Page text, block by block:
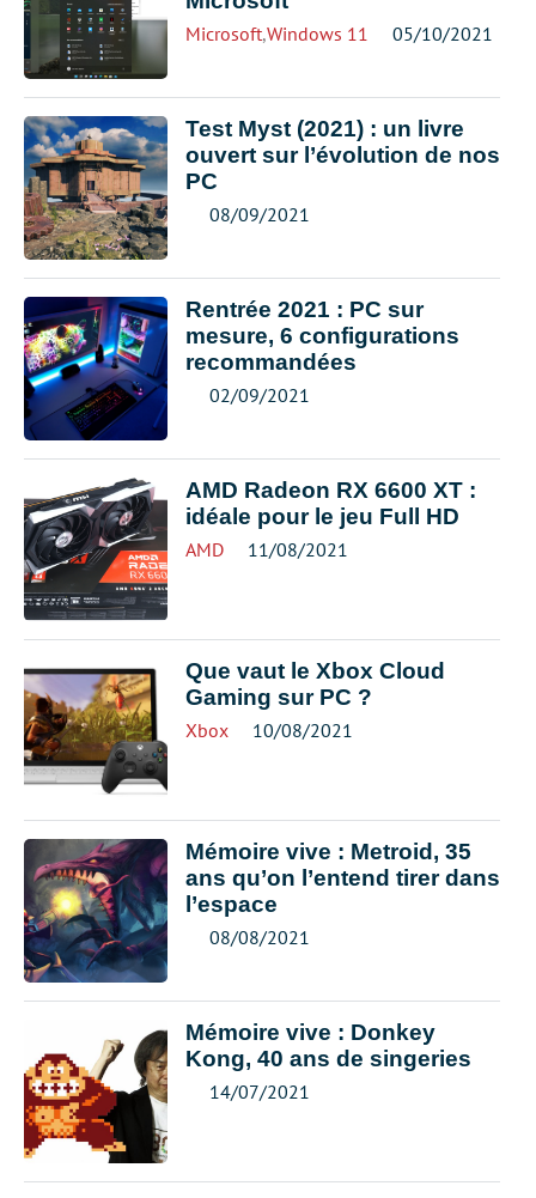
Microsoft,Windows 11 05/10/2021
Test Myst (2021) : un livre
ouvert sur l’évolution de nos
PC
08/09/2021
Rentrée 2021 : PC sur
mesure, 6 configurations
recommandées
02/09/2021
AMD Radeon RX 6600 XT :
idéale pour le jeu Full HD
AMD 11/08/2021
Que vaut le Xbox Cloud
Gaming sur PC ?
Xbox 10/08/2021
Mémoire vive : Metroid, 35
ans qu’on l’entend tirer dans
l’espace
08/08/2021
Mémoire vive : Donkey
Kong, 40 ans de singeries
14/07/2021